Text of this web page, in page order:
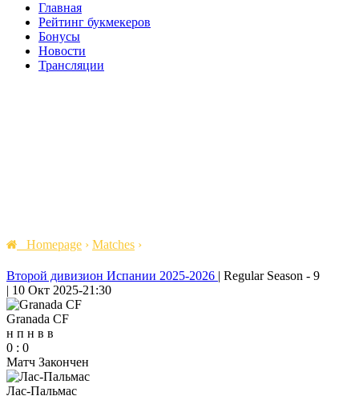
Главная
Рейтинг букмекеров
Бонусы
Новости
Трансляции
Homepage › Matches ›
Второй дивизион Испании 2025-2026 | Regular Season - 9
| 10 Окт 2025-21:30
Granada CF
н п н в в
0 : 0
Матч Закончен
Лас-Пальмас